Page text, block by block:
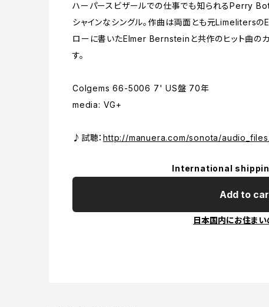
ハーパースビザールでの仕事でも知られるPerry
シャインなシングル。作曲は両面とも元Limeliters
ローに書いたElmer Bernsteinと共作のヒット曲のカ
す。
Colgems 66-5006 7' US盤 70年
media: VG+
♪試聴：http://manuera.com/sonota/
International
Add to
日本国内にお住まい